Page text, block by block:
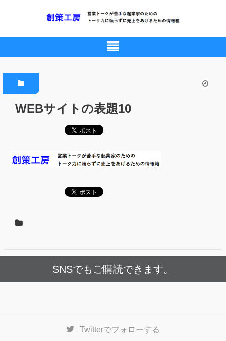
WEBサイトの表題10
SNSでもご購読できます。
Twitterでフォローする